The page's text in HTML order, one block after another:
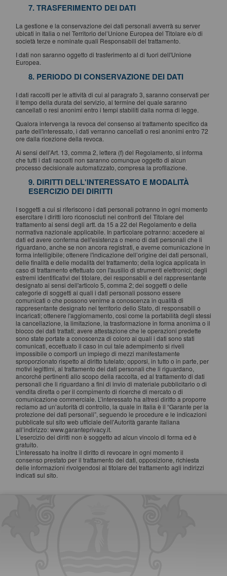
7. TRASFERIMENTO DEI DATI
La gestione e la conservazione dei dati personali avverrà su server
ubicati in Italia o nel Territorio del’Unione Europea del Titolare e/o di
società terze e nominate quali Responsabili del trattamento.
I dati non saranno oggetto di trasferimento al di fuori dell'Unione
Europea.
8. PERIODO DI CONSERVAZIONE DEI DATI
I dati raccolti per le attività di cui al paragrafo 3, saranno conservati per
il tempo della durata del servizio, al termine del quale saranno
cancellati o resi anonimi entro i tempi stabiliti dalla norma di legge.
Qualora intervenga la revoca del consenso al trattamento specifico da
parte dell'interessato, i dati verranno cancellati o resi anonimi entro 72
ore dalla ricezione della revoca.
Ai sensi dell'Art. 13, comma 2, lettera (f) del Regolamento, si informa
che tutti i dati raccolti non saranno comunque oggetto di alcun
processo decisionale automatizzato, compresa la profilazione.
9. DIRITTI DELL'INTERESSATO E MODALITÀ
ESERCIZIO DEI DIRITTI
I soggetti a cui si riferiscono i dati personali potranno in ogni momento
esercitare i diritti loro riconosciuti nei confronti del Titolare del
trattamento ai sensi degli artt. da 15 a 22 del Regolamento e della
normativa nazionale applicabile. In particolare potranno: accedere ai
dati ed avere conferma dell'esistenza o meno di dati personali che li
riguardano, anche se non ancora registrati, e averne comunicazione in
forma intelligibile; ottenere l'indicazione dell’origine dei dati personali,
delle finalità e delle modalità del trattamento; della logica applicata in
caso di trattamento effettuato con l'ausilio di strumenti elettronici; degli
estremi identificativi del titolare, dei responsabili e del rappresentante
designato ai sensi dell'articolo 5, comma 2; dei soggetti o delle
categorie di soggetti ai quali i dati personali possono essere
comunicati o che possono venirne a conoscenza in qualità di
rappresentante designato nel territorio dello Stato, di responsabili o
incaricati; ottenere l'aggiornamento, così come la portabilità degli stessi
la cancellazione, la limitazione, la trasformazione in forma anonima o il
blocco dei dati trattati; avere attestazione che le operazioni predette
sono state portate a conoscenza di coloro ai quali i dati sono stati
comunicati, eccettuato il caso in cui tale adempimento si riveli
impossibile o comporti un impiego di mezzi manifestamente
sproporzionato rispetto al diritto tutelato; opporsi, in tutto o in parte, per
motivi legittimi, al trattamento dei dati personali che li riguardano,
ancorché pertinenti allo scopo della raccolta, ed al trattamento di dati
personali che li riguardano a fini di invio di materiale pubblicitario o di
vendita diretta o per il compimento di ricerche di mercato o di
comunicazione commerciale. L’interessato ha altresì diritto a proporre
reclamo ad un’autorità di controllo, la quale in Italia è il “Garante per la
protezione dei dati personali”, seguendo le procedure e le indicazioni
pubblicate sul sito web ufficiale dell'Autorità garante italiana
all’indirizzo: www.garanteprivacy.it.
L'esercizio dei diritti non è soggetto ad alcun vincolo di forma ed è
gratuito.
L’interessato ha inoltre il diritto di revocare in ogni momento il
consenso prestato per il trattamento dei dati, opposizione, richiesta
delle informazioni rivolgendosi al titolare del trattamento agli indirizzi
indicati sul sito.